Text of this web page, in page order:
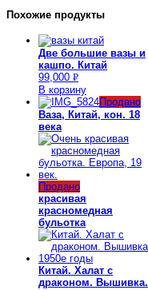
Похожие продукты
Две большие вазы и
кашпо. Китай
99,000 Р
УБ.
В корзину
Продано
Ваза, Китай, кон. 18
века
Продано
красивая
красномедная
бульотка
Китай. Халат с
драконом. Вышивка.